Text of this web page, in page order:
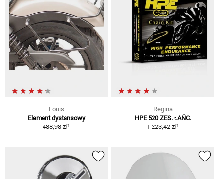
Louis
Element dystansowy
488,98 zł1
Regina
HPE 520 ZES. ŁAŃC.
1 223,42 zł1